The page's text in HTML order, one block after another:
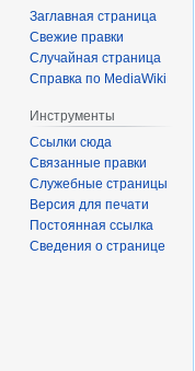
Заглавная страница
Свежие правки
Случайная страница
Справка по MediaWiki
Инструменты
Ссылки сюда
Связанные правки
Служебные страницы
Версия для печати
Постоянная ссылка
Сведения о странице